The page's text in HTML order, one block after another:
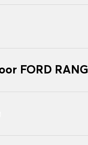
FORD